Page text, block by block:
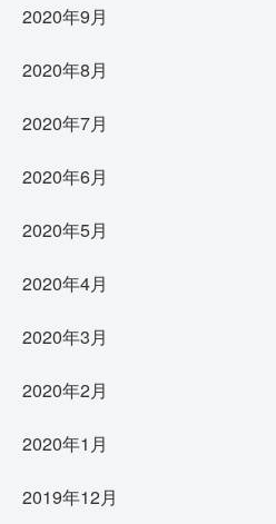
2020年9月
2020年8月
2020年7月
2020年6月
2020年5月
2020年4月
2020年3月
2020年2月
2020年1月
2019年12月